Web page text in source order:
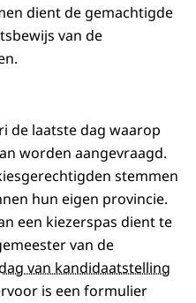
dient de gemachtigde
van de
de laatste dag waarop
worden aangevraagd.
stemmen
hun eigen provincie.
een kiezerspas dient te
van de
van kandidaatstelling
is een formulier